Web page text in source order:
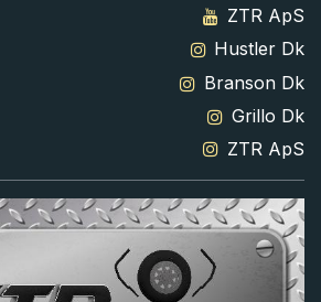
ZTR ApS
Hustler Dk
Branson Dk
Grillo Dk
ZTR ApS